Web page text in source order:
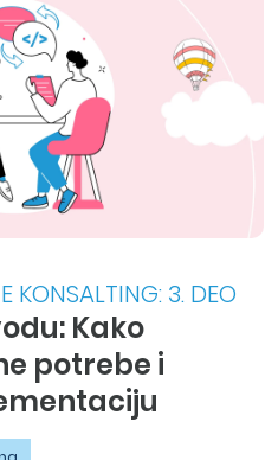
KONSALTING: 3. DEO
Kako
potrebe i